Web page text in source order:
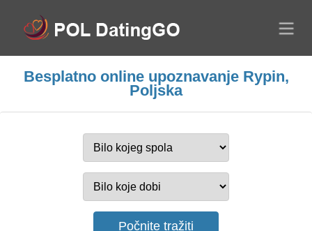
Besplatno online upoznavanje Rypin,
Poljska